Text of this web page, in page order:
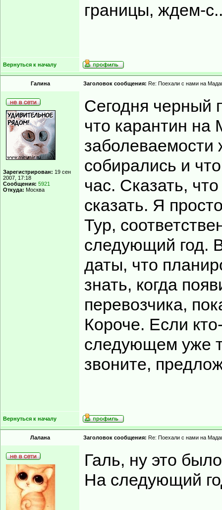
границы, ждем-
Вернуться к началу
Гaлинa Заголовок сообщения: Re: Поехали с нами на
Зарегистрирован: 19 сен
2007, 17:18
Сообщения: 5921
Откуда: Москва
Сегодня черный
что карантин на
заболеваемости
собирались и
час. Сказать,
сказать. Я
Тур,
следующий год.
даты, что
знать, когда
перевозчика,
Короче. Если
следующем уже
звоните,
Вернуться к началу
Лалана Заголовок сообщения: Re: Поехали с нами на
Галь, ну это
На следующий